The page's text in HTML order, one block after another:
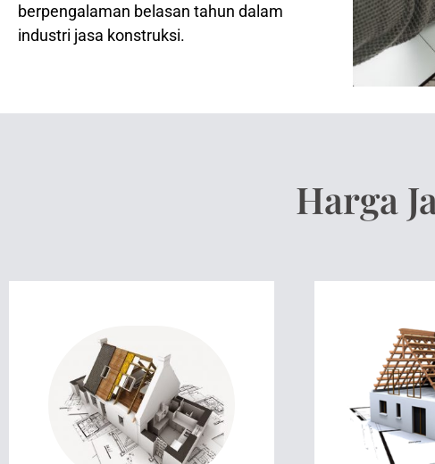
berpengalaman belasan tahun dalam
industri jasa konstruksi.
Harga